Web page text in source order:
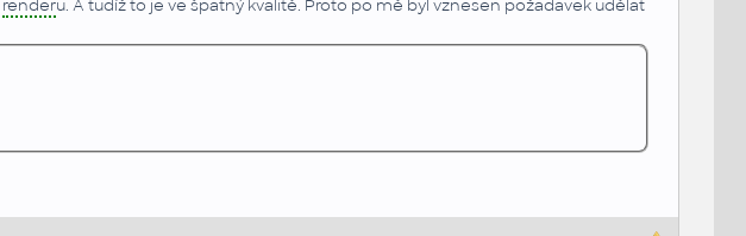
renderu. A tudíž to je ve špatný kvalitě. Proto po mě byl vznesen požadavek udělat